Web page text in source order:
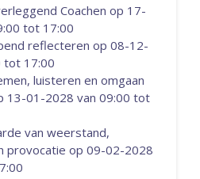
Coachen op 17-
tot 17:00
reflecteren op 08-12-
tot 17:00
luisteren en omgaan
13-01-2028 van 09:00 tot
van weerstand,
provocatie op 09-02-2028